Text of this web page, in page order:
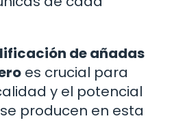
de añadas
es crucial para
y el potencial
producen en esta